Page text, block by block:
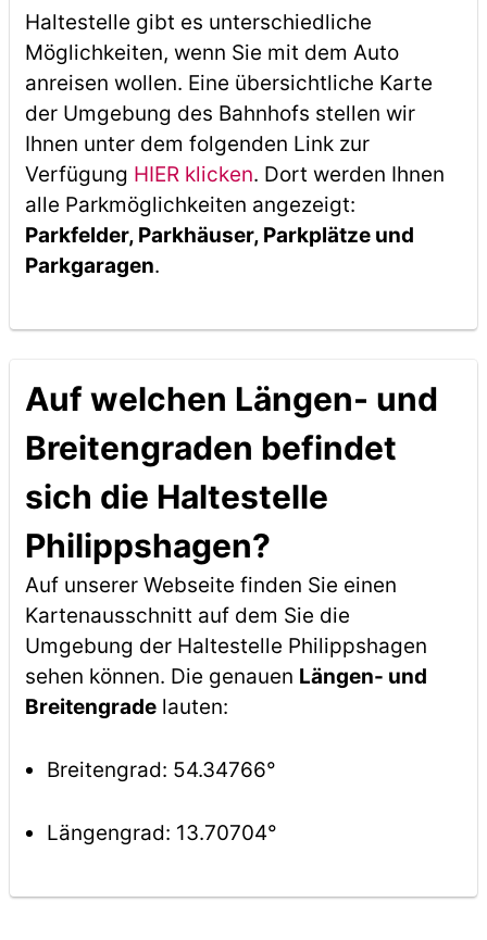
Haltestelle gibt es unterschiedliche
Möglichkeiten, wenn Sie mit dem Auto
anreisen wollen. Eine übersichtliche Karte
der Umgebung des Bahnhofs stellen wir
Ihnen unter dem folgenden Link zur
Verfügung HIER klicken. Dort werden Ihnen
alle Parkmöglichkeiten angezeigt:
Parkfelder, Parkhäuser, Parkplätze und
Parkgaragen.
Auf welchen Längen- und
Breitengraden befindet
sich die Haltestelle
Philippshagen?
Auf unserer Webseite finden Sie einen
Kartenausschnitt auf dem Sie die
Umgebung der Haltestelle Philippshagen
sehen können. Die genauen Längen- und
Breitengradelauten:
Breitengrad: 54.34766°
Längengrad: 13.70704°